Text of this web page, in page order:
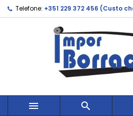
Telefone: +351 229 372 456 (Custo
 